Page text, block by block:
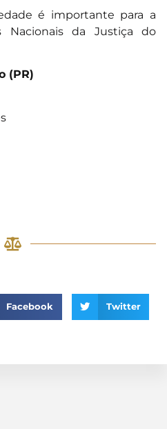
é importante para a
Nacionais da Justiça do
(PR)
Facebook Twitter